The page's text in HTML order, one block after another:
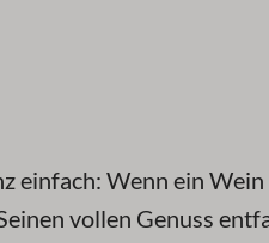
einfach: Wenn ein
vollen Genuss